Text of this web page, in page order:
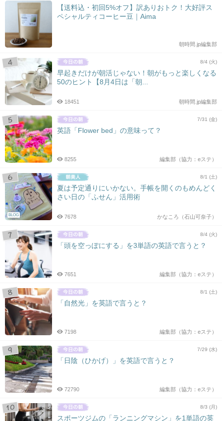
【送料込・初回5%オフ】訳ありおトク！大好評ス
ペシャルティコーヒー豆｜Aima
朝時間.jp編集部
8/4 (火)
早起きだけが朝活じゃない！朝がもっと楽しくなる
50のヒント【8月4日は「朝...
朝時間.jp編集部
18451
7/31 (金)
英語「Flower bed」の意味って？
編集部（協力：eステ）
8255
BLOG
8/1 (土)
夏は予定通りにいかない。手帳を開くのもめんどく
さい日の「ふせん」活用術
かなころ（石山可奈子）
7678
8/4 (火)
「頭を空っぽにする」を3単語の英語で言うと？
編集部（協力：eステ）
7651
8/1 (土)
「自然光」を英語で言うと？
編集部（協力：eステ）
7198
7/29 (水)
「日陰（ひかげ）」を英語で言うと？
編集部（協力：eステ）
72790
8/3 (月)
スポーツジムの「ランニングマシン」を1単語の英